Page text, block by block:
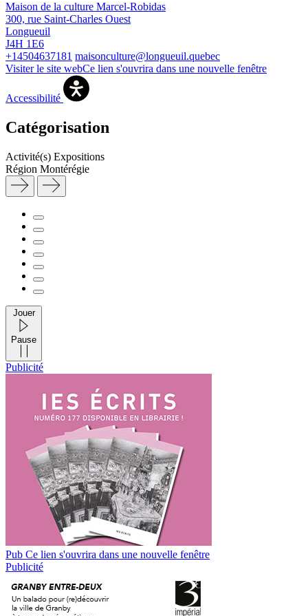
Maison de la culture Marcel-Robidas
300, rue Saint-Charles Ouest
Longueuil
J4H 1E6
+14504637181 maisonculture@longueuil.quebec
Visiter le site webCe lien s'ouvrira dans une nouvelle fenêtre
Accessibilité
Catégorisation
Activité(s) Expositions
Région Montérégie
Jouer
Pause
Publicité
Pub Ce lien s'ouvrira dans une nouvelle fenêtre
Publicité